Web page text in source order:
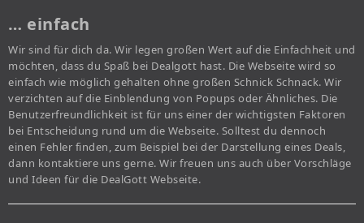
… einfach
Wir sind für dich da. Wir legen großen Wert auf die Einfachheit und
möchten, dass du Spaß bei Dealgott hast. Die Webseite wird so
einfach wie möglich gehalten ohne großen Schnick Schnack. Wir
verzichten auf die Einblendung von Popups oder Ähnliches. Die
Benutzerfreundlichkeit ist für uns einer der wichtigsten Faktoren
bei Entscheidung rund um die Webseite. Solltest du dennoch
einen Fehler finden, zum Beispiel bei der Darstellung eines Deals,
dann kontaktiere uns gerne. Wir freuen uns auch über Vorschläge
und Ideen für die DealGott Webseite.